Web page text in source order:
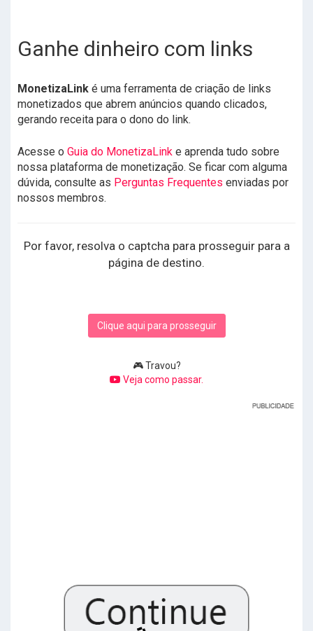
Ganhe dinheiro com links
MonetizaLink é uma ferramenta de criação de links
monetizados que abrem anúncios quando clicados,
gerando receita para o dono do link.
Acesse o Guia do MonetizaLink e aprenda tudo sobre
nossa plataforma de monetização. Se ficar com alguma
dúvida, consulte as Perguntas Frequentes enviadas por
nossos membros.
Por favor, resolva o captcha para prosseguir para a
página de destino.
Clique aqui para prosseguir
🎮 Travou?
Veja como passar.